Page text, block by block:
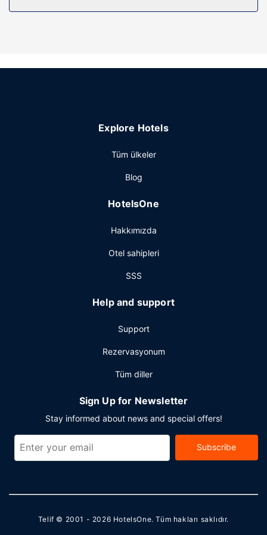
kablosuz İnternet, piknik alanı ve banket salonu vardır.
Misafirlere her gün 6 ve 10 arasında ücretsiz açık büfe
Misafirler için ücretsiz kablolu İnternet, ofis ve lobide
Explore Hotels
Tüm ülkeler
Blog
HotelsOne
Hakkımızda
Otel sahipleri
SSS
Help and support
Support
Rezervasyonum
Tüm diller
Sign Up for Newsletter
Stay informed about news and special offers!
Subscribe
Telif © 2001 - 2026 HotelsOne. Tüm hakları saklıdır.